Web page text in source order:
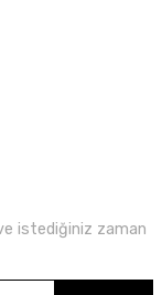
istediğiniz zaman